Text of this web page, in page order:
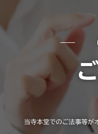
当寺本堂でのご法事等が